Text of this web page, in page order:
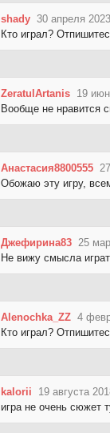
shady 30 апреля
Кто играл?
ZeratulArtanis 19
Вообще не нравится
Анастасия8800555
Обожаю эту игру,
Джефирина83 25
Не вижу смысла
Alenochka_ZZ 4
Кто играл?
kalorii
19 августа
игра не очень сюжет